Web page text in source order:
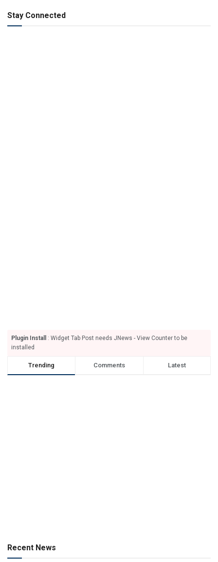
Stay Connected
Plugin Install
: Widget Tab Post needs JNews - View Counter to be
installed
Trending Comments Latest
Recent News